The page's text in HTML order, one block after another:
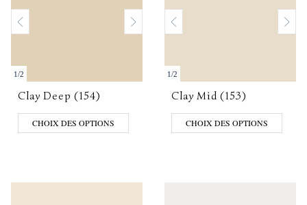
1/2
Clay Deep (154)
CHOIX DES OPTIONS
1/2
Clay Mid (153)
CHOIX DES OPTIONS